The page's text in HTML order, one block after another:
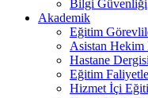
Bilgi Güvenliği
Akademik
Eğitim
Asistan Hekim
Hastane Dergisi
Eğitim
Hizmet İçi